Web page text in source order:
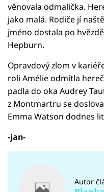
věnovala odmalička.
jako malá. Rodiče jí
jméno dostala po
Hepburn.
Opravdový zlom v
roli Amélie odmítla
padla do oka Audrey
z Montmartru se
Emma Watson dodnes
-jan-
Autor